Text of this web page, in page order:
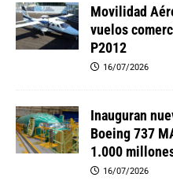
Movilidad
vuelos
P2012
16/07/2026
Inauguran
Boeing 737
1.000
16/07/2026